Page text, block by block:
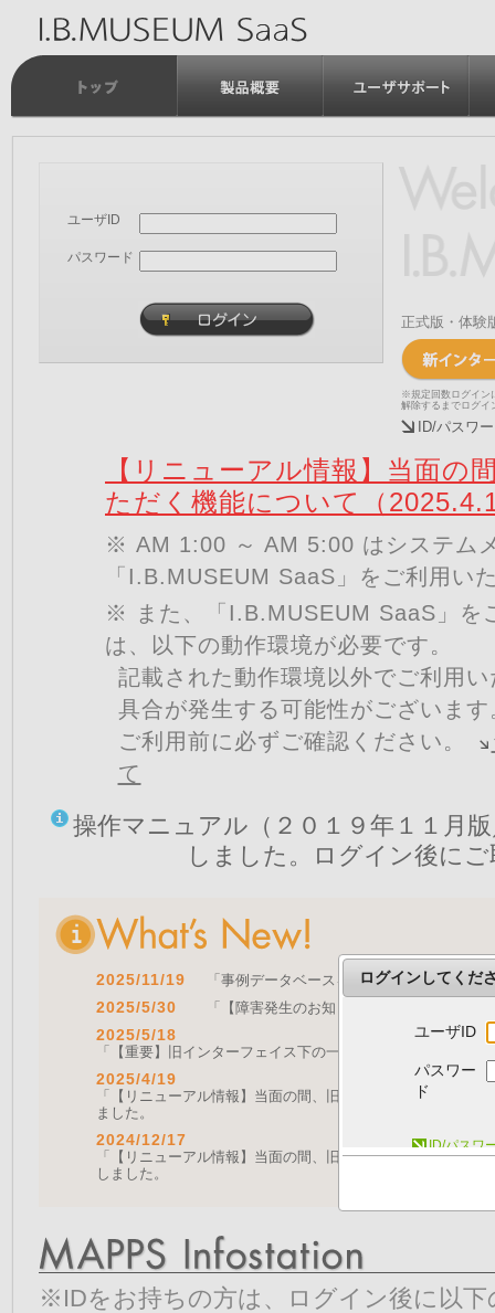
ユーザID
パスワード
正式版・体験
※規定回数ログイン
解除するまでログイ
ID/パスワ
【リニューアル情報】当面の
ただく機能について（
※ AM 1:00 ～ AM 5:00 はシステム
「I.B.MUSEUM SaaS」をご利用い
※ また、「I.B.MUSEUM SaaS」を
は、以下の動作環境が必要です。
記載された動作環境以外でご利用
具合が発生する可能性がございます
ご利用前に必ずご確認ください。
て
操作マニュアル（２０１９年１１月
しました。ログイン後に
2025/11/19 「事例データベースを公開しました」 をア
2025/5/30 「【障害発生のお知らせ｜復旧済み】Web
2025/5/18
「【重要】旧インターフェイス下の一部機能の停止につい
2025/4/19
「【リニューアル情報】当面の間、旧画面をご利用いただ
ました。
2024/12/17
「【リニューアル情報】当面の間、旧画面をご利用いただ
しました。
※IDをお持ちの方は、ログイン後に以
ログインしてくだ
ユーザID
パスワー
ド
ID/パスワ